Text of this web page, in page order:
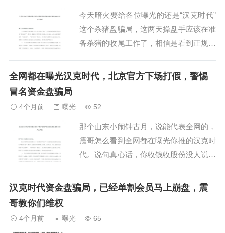
无数投资者被...
今天暗火要给各位曝光的还是“汉克时代”
这个杀猪盘骗局，这两天操盘手应该在准
备杀猪的收尾工作了，相信是看到正规企
一出直接打脸，基本没有存活的可能，那
京汉克时代...
全网都在曝光汉克时代，北京官方下场打假，警惕
冒名资金盘骗局
4个月前 曝光 52
那个山东小闹钟古月，说能代表全网的，
震哥怎么看到全网都在曝光你推的汉克时
代。说句真心话，你收钱收股份没人说你
继续想收钱，真当别人不知道你们山东IP
汉克时代资金盘骗局，已经单割会员马上崩盘，震
哥教你们维权
4个月前 曝光 65